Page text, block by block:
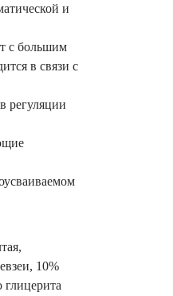
и
с большим
в связи с
регуляции
10%